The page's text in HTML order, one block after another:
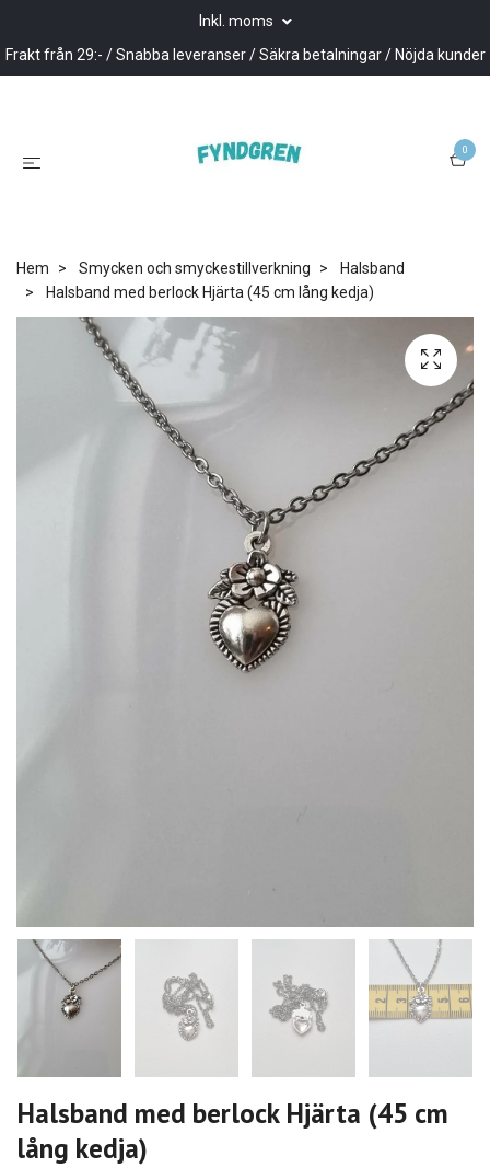
Inkl. moms
Frakt från 29:- / Snabba leveranser / Säkra betalningar / Nöjda kunder
0
Hem Smycken och smyckestillverkning
Halsband
Halsband med berlock Hjärta (45 cm lång kedja)
Halsband med berlock Hjärta (45 cm
lång kedja)